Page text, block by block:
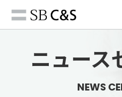
ニュース
NEWS